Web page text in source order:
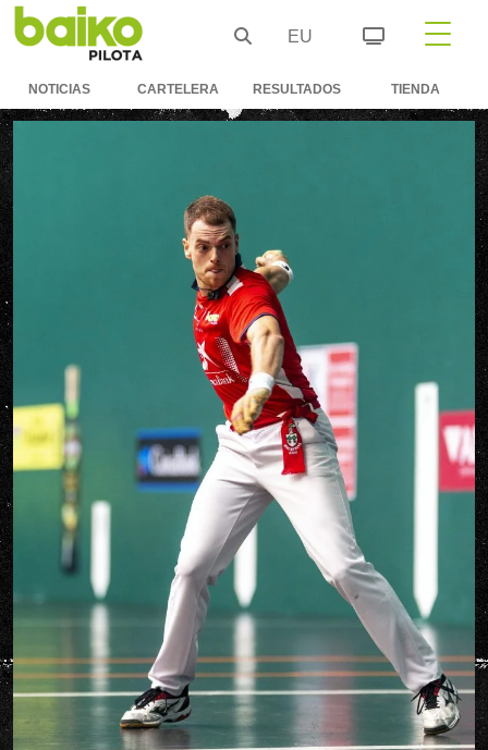
EU
NOTICIAS CARTELERA RESULTADOS TIENDA